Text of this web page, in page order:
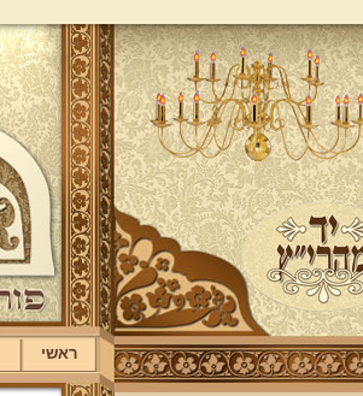
ראשי